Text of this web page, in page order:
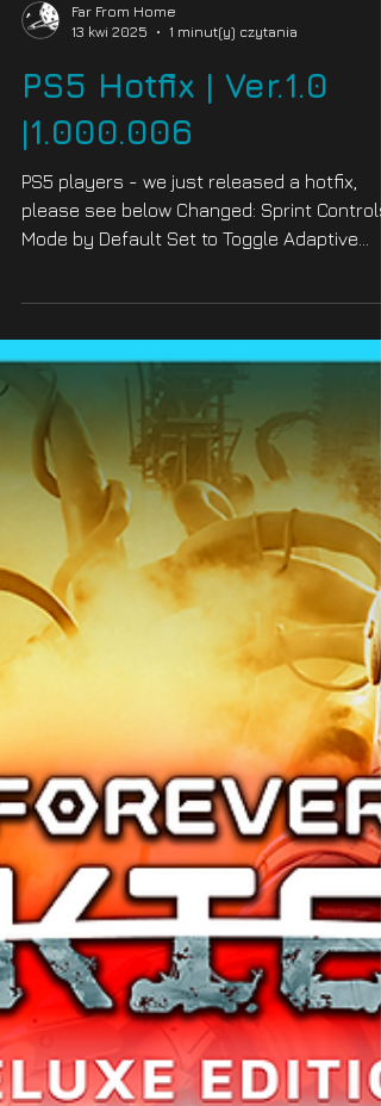
13 kwi 2025
1 minut(y) czytania
PS5 Hotfix | Ver.1.0
|1.000.006
PS5 players - we just released a hotfix,
please see below Changed: Sprint Controls